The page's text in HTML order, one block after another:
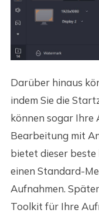
Darüber hinaus
indem Sie die
können sogar Ihre
Bearbeitung mit
bietet dieser
einen Standard-
Aufnahmen.
Toolkit für Ihre